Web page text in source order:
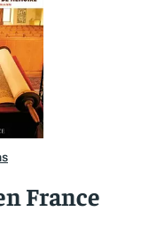
vous cherchiez ?
pour être alerté dès
France